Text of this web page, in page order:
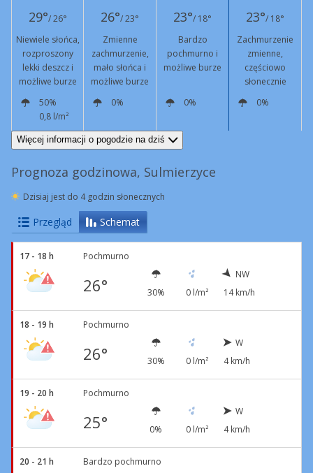
29°/ 26° 26°/ 23° 23°/ 18° 23°/ 18°
Niewiele słońca,
rozproszony
lekki deszcz i
możliwe burze
Zmienne
zachmurzenie,
mało słońca i
możliwe burze
Bardzo
pochmurno i
możliwe burze
Zachmurzenie
zmienne,
częściowo
słonecznie
50%
0,8 l/m²
0% 0% 0%
SW
8 km/h W
4 km/h
Więcej informacji o pogodzie na dziś
Prognoza godzinowa, Sulmierzyce
Dzisiaj jest do 4 godzin słonecznych
Przegląd Schemat
17 - 18 h Pochmurno
26° 30% 0 l/m²
NW
14 km/h
18 - 19 h Pochmurno
26° 30% 0 l/m²
W
4 km/h
19 - 20 h Pochmurno
25° 0% 0 l/m²
W
4 km/h
20 - 21 h Bardzo pochmurno